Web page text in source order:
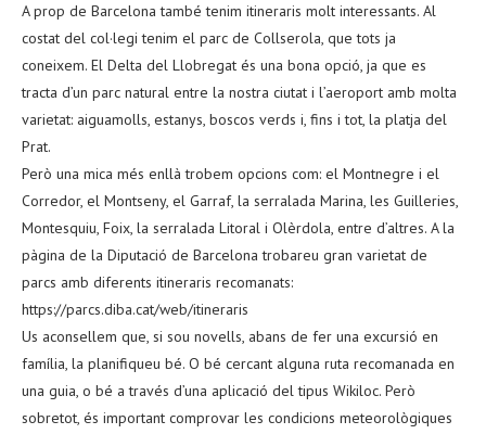
A prop de Barcelona també tenim itineraris molt interessants. Al
costat del col·legi tenim el parc de Collserola, que tots ja
coneixem. El Delta del Llobregat és una bona opció, ja que es
tracta d’un parc natural entre la nostra ciutat i l’aeroport amb molta
varietat: aiguamolls, estanys, boscos verds i, fins i tot, la platja del
Prat.
Però una mica més enllà trobem opcions com: el Montnegre i el
Corredor, el Montseny, el Garraf, la serralada Marina, les Guilleries,
Montesquiu, Foix, la serralada Litoral i Olèrdola, entre d’altres. A la
pàgina de la Diputació de Barcelona trobareu gran varietat de
parcs amb diferents itineraris recomanats:
https://parcs.diba.cat/web/itineraris
Us aconsellem que, si sou novells, abans de fer una excursió en
família, la planifiqueu bé. O bé cercant alguna ruta recomanada en
una guia, o bé a través d’una aplicació del tipus Wikiloc. Però
sobretot, és important comprovar les condicions meteorològiques